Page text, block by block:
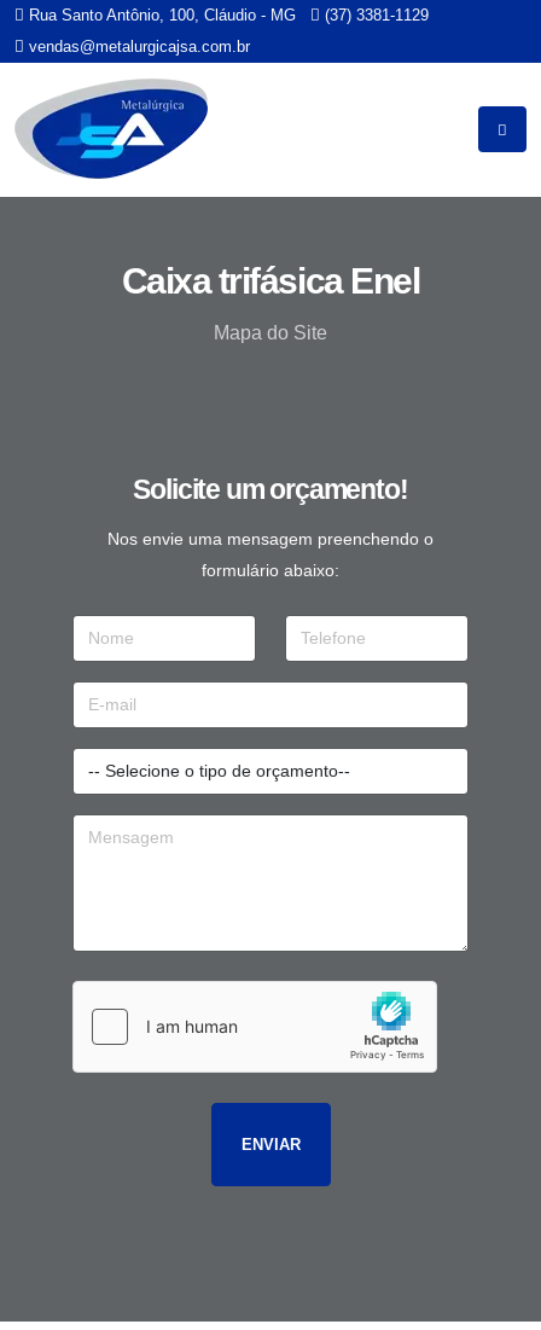
Rua Santo Antônio, 100, Cláudio - MG
(37) 3381-1129
vendas@metalurgicajsa.com.br
Caixa trifásica Enel
Mapa do Site
Solicite um orçamento!
Nos envie uma mensagem preenchendo o
formulário abaixo: